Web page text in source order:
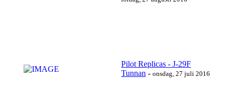
Pilot Replicas - J-29F
Tunnan - onsdag, 27 juli 2016